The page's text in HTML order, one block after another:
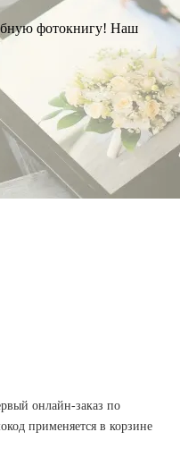
фотокнигу! Наш
онлайн-заказ по
применяется в корзине